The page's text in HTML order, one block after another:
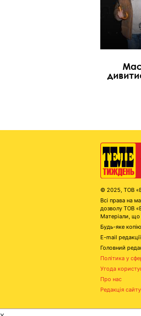
© 2025, ТОВ
Всі права на
дозволу ТОВ
Матеріали, що
Будь-яке
E-mail
Головний
Політика у
Угода
Про нас
Редакція сайту